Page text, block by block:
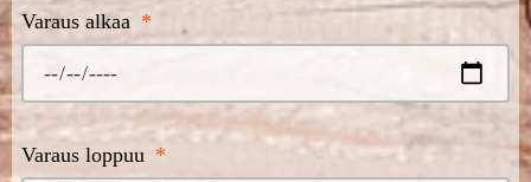
Varaus alkaa
Varaus loppuu